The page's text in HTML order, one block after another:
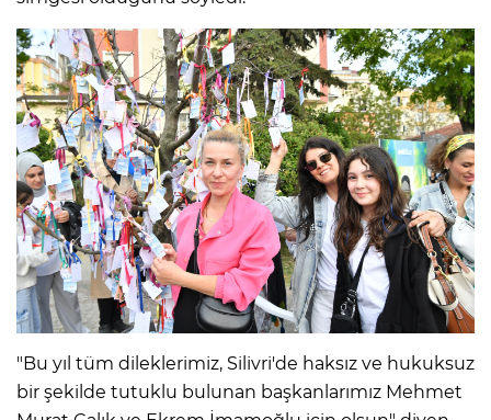
"Bu yıl tüm dileklerimiz, Silivri'de haksız ve hukuksuz
bir şekilde tutuklu bulunan başkanlarımız Mehmet